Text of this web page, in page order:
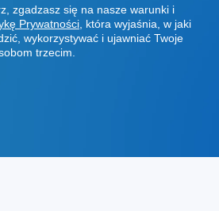
zgadzasz się na nasze warunki i
Prywatności , która wyjaśnia, w jaki
wykorzystywać i ujawniać Twoje
trzecim.